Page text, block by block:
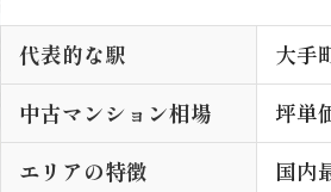
代表的な駅
大手
中古マンション相場
坪単
エリアの特徴
国内